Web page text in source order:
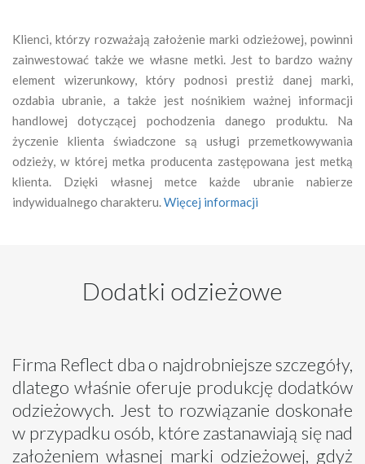
Klienci, którzy rozważają założenie marki odzieżowej, powinni
zainwestować także we własne metki. Jest to bardzo ważny
element wizerunkowy, który podnosi prestiż danej marki,
ozdabia ubranie, a także jest nośnikiem ważnej informacji
handlowej dotyczącej pochodzenia danego produktu. Na
życzenie klienta świadczone są usługi przemetkowywania
odzieży, w której metka producenta zastępowana jest metką
klienta. Dzięki własnej metce każde ubranie nabierze
indywidualnego charakteru.Więcej informacji
Dodatki odzieżowe
Firma Reflect dba o najdrobniejsze szczegóły,
dlatego właśnie oferuje produkcję dodatków
odzieżowych. Jest to rozwiązanie doskonałe
w przypadku osób, które zastanawiają się nad
założeniem własnej marki odzieżowej, gdyż